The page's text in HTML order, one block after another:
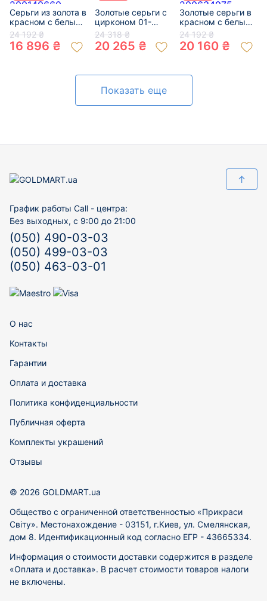
Серьги из золота в
красном с белым
цвете с цирконом
01-200140660
24 192 ₴
16 896 ₴
Золотые серьги с
цирконом 01-
200599883
24 318 ₴
20 265 ₴
Золотые серьги в
красном с белым
цвете с цирконом
01-200634975
24 192 ₴
20 160 ₴
Показать еще
↑
График работы Call - центра:
Без выходных, с 9:00 до 21:00
(050) 490-03-03
(050) 499-03-03
(050) 463-03-01
О нас
Контакты
Гарантии
Оплата и доставка
Политика конфиденциальности
Публичная оферта
Комплекты украшений
Отзывы
© 2026 GOLDMART.ua
Общество с ограниченной ответственностью «Прикраси
Світу». Местонахождение - 03151, г.Киев, ул. Смелянская,
дом 8. Идентификационный код согласно ЕГР - 43665334.
Информация о стоимости доставки содержится в разделе
«Оплата и доставка». В расчет стоимости товаров налоги
не включены.